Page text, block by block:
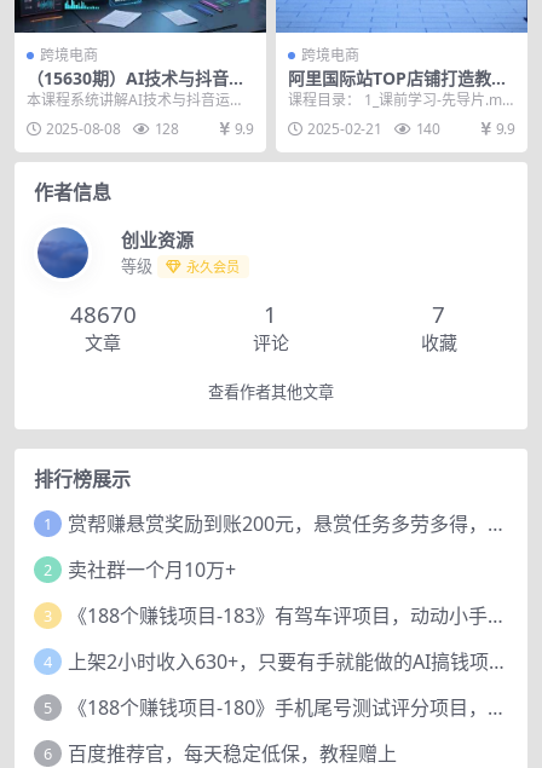
跨境电商
（15630期）AI技术与抖音运
营的深度融合应用：涵盖账号
搭建、内容创作、收益变现等
本课程系统讲解AI技术与抖音运营
的深度融合应用，涵盖账号搭建、
内容创作、收益变现...
2025-08-08 128 9.9
跨境电商
阿里国际站TOP店铺打造教
程：涵盖平台到高阶，解决运
营难题，提升询盘
课程目录： 1_课前学习-先导片.mp
4 2_第一章平台模式盈利模式.mp4
3... 2025-02-21 140 9.9
作者信息
创业资源
等级 永久会员
48670
文章
1
评论
7
收藏
查看作者其他文章
排行榜展示
1 赏帮赚悬赏奖励到账200元，悬赏任务多劳多得，人人可做。
2 卖社群一个月10万+
3 《188个赚钱项目-183》有驾车评项目，动动小手，复制粘贴赚44元！
4 上架2小时收入630+，只要有手就能做的AI搞钱项目，奶奶看完都能学会!
5 《188个赚钱项目-180》手机尾号测试评分项目，短视频直播日赚200+
6 百度推荐官，每天稳定低保，教程赠上